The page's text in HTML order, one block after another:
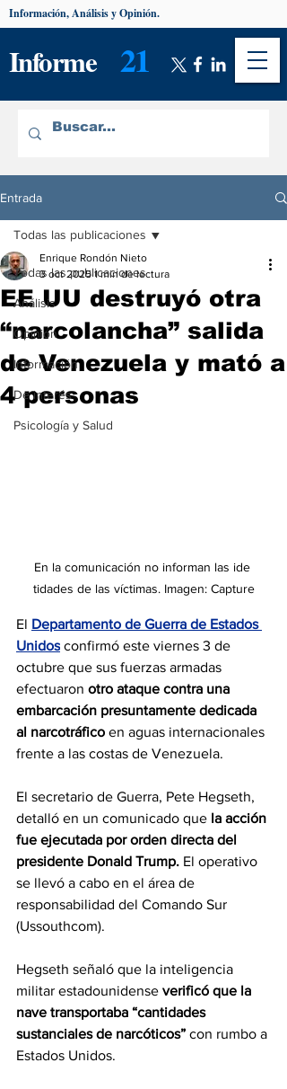
Informe 21
Información, Análisis y Opinión.
Entrada
Todas las publicaciones
Análisis
Opinión
Información
De interés
Psicología y Salud
Todas las publicaciones
EE UU destruyó otra
“narcolancha” salida
de Venezuela y mató a
4 personas
Enrique Rondón Nieto
3 oct 2025 1 min de lectura
En la comunicación no informan las ide
tidades de las víctimas. Imagen: Capture
El Departamento de Guerra de Estados
Unidos confirmó este viernes 3 de
octubre que sus fuerzas armadas
efectuaron otro ataque contra una
embarcación presuntamente dedicada
al narcotráfico en aguas internacionales
frente a las costas de Venezuela.
El secretario de Guerra, Pete Hegseth,
detalló en un comunicado que la acción
fue ejecutada por orden directa del
presidente Donald Trump. El operativo
se llevó a cabo en el área de
responsabilidad del Comando Sur
(Ussouthcom).
Hegseth señaló que la inteligencia
militar estadounidense verificó que la
nave transportaba “cantidades
sustanciales de narcóticos” con rumbo a
Estados Unidos.